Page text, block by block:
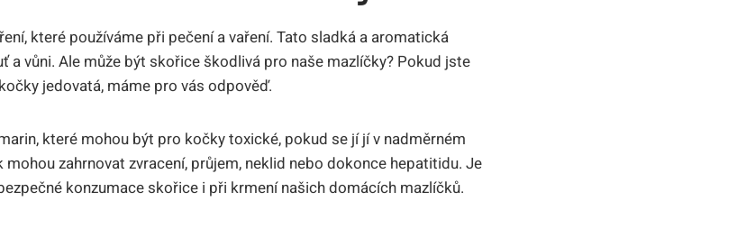
které používáme při pečení a vaření. Tato sladká a aromatická
a vůni. Ale může být skořice škodlivá pro naše mazlíčky? Pokud jste
jedovatá, máme pro vás odpověď.
které mohou být pro kočky toxické, pokud se jí jí v nadměrném
zahrnovat zvracení, průjem, neklid nebo dokonce hepatitidu. Je
konzumace skořice i při krmení našich domácích mazlíčků.